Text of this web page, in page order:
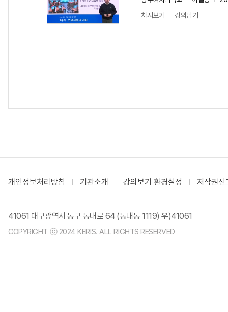
차시보기
강의담기
개인정보처리방침 기관소개 강의보기 환경설정 저작권신
41061 대구광역시 동구 동내로 64 (동내동 1119) 우)41061
COPYRIGHT ⓒ 2024 KERIS. ALL RIGHTS RESERVED